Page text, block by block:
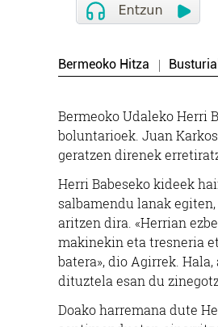
Bermeoko Hitza
Bermeoko Udaleko Herri
boluntarioek. Juan
geratzen direnek
Herri Babeseko kideek
salbamendu lanak
aritzen dira. «Herrian
makinekin eta tresneria
batera», dio Agirrek.
dituztela esan du
Doako harremana dute